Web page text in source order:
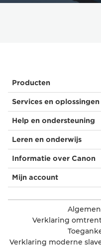
Producten
Services en oplossingen
Help en ondersteuning
Leren en onderwijs
Informatie over Canon
Mijn account
Verklaring
Verklaring moderne